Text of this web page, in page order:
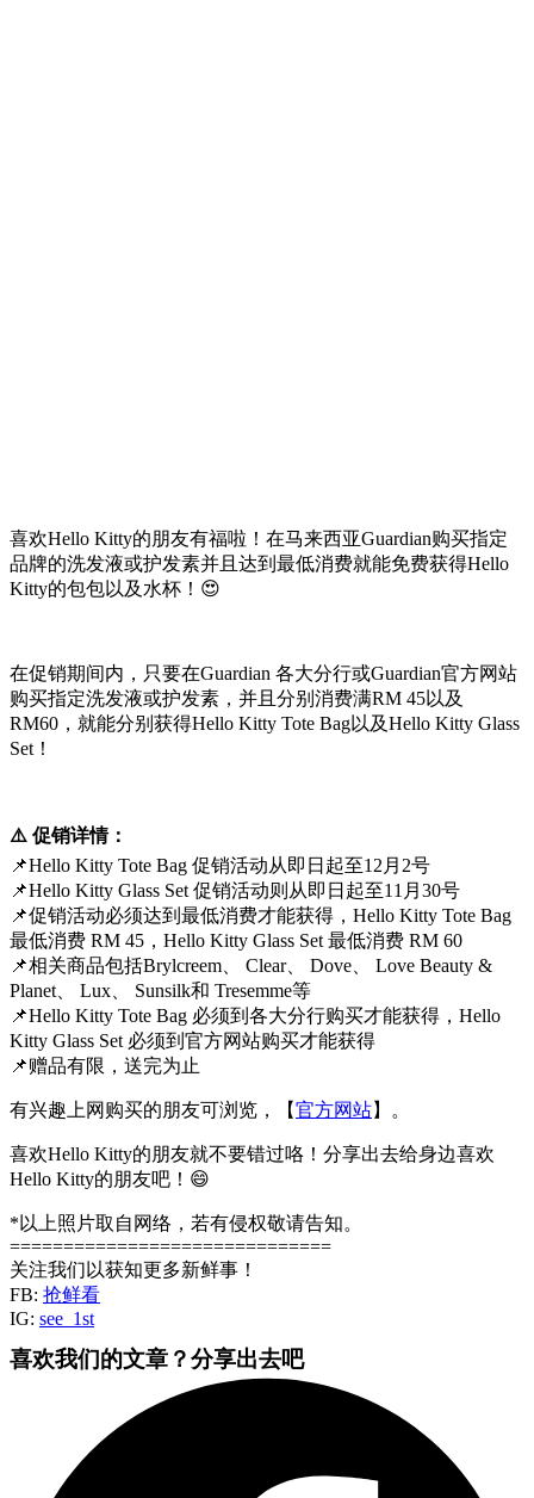
喜欢Hello Kitty的朋友有福啦！在马来西亚Guardian购买指定
品牌的洗发液或护发素并且达到最低消费就能免费获得Hello
Kitty的包包以及水杯！😍
在促销期间内，只要在Guardian 各大分行或Guardian官方网站
购买指定洗发液或护发素，并且分别消费满RM 45以及
RM60，就能分别获得Hello Kitty Tote Bag以及Hello Kitty Glass
Set！
⚠️ 促销详情：
📌Hello Kitty Tote Bag 促销活动从即日起至12月2号
📌Hello Kitty Glass Set 促销活动则从即日起至11月30号
📌促销活动必须达到最低消费才能获得，Hello Kitty Tote Bag
最低消费 RM 45，Hello Kitty Glass Set 最低消费 RM 60
📌相关商品包括Brylcreem、 Clear、 Dove、 Love Beauty &
Planet、 Lux、 Sunsilk和 Tresemme等
📌Hello Kitty Tote Bag 必须到各大分行购买才能获得，Hello
Kitty Glass Set 必须到官方网站购买才能获得
📌赠品有限，送完为止
有兴趣上网购买的朋友可浏览，【官方网站】。
喜欢Hello Kitty的朋友就不要错过咯！分享出去给身边喜欢
Hello Kitty的朋友吧！😄
*以上照片取自网络，若有侵权敬请告知。
==============================
关注我们以获知更多新鲜事！
FB: 抢鲜看
IG: see_1st
喜欢我们的文章？分享出去吧